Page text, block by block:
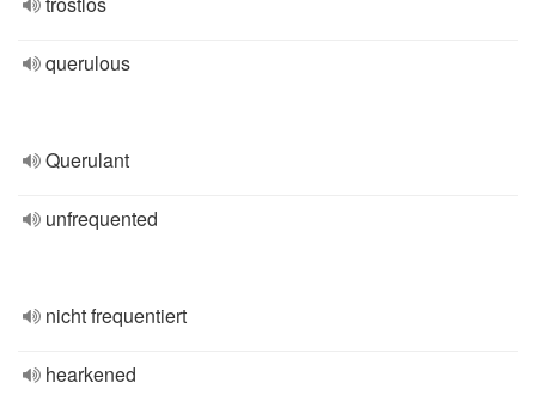
querulous
Querulant
unfrequented
nicht frequentiert
hearkened